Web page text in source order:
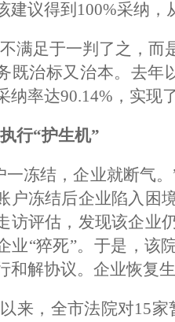
建议得到100%采纳
满足于一判了之，而
既治标又治本。去年
纳率达90.14%，实现
行“护生机”
一冻结，企业就断气
户冻结后企业陷入困
访评估，发现该企业
业“猝死”。于是，该
和解协议。企业恢复
来，全市法院对15